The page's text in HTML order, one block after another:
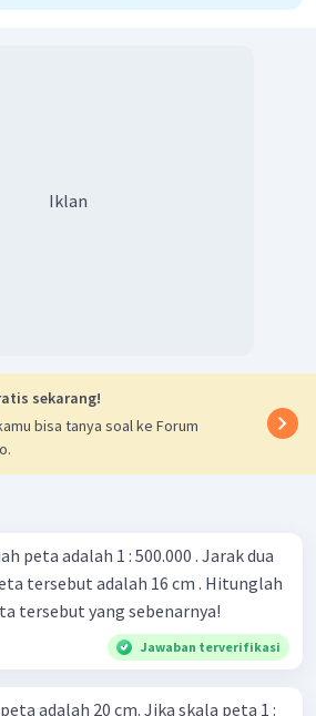
Iklan
sekarang!
bisa tanya soal ke Forum
peta adalah 1 : 500.000 . Jarak dua
tersebut adalah 16 cm . Hitunglah
tersebut yang sebenarnya!
Jawaban terverifikasi
adalah 20 cm. Jika skala peta 1 :